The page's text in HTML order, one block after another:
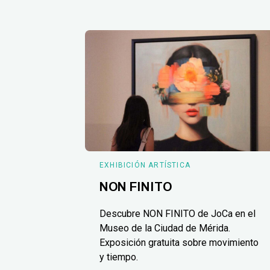
EXHIBICIÓN ARTÍSTICA
NON FINITO
Descubre NON FINITO de JoCa en el
Museo de la Ciudad de Mérida.
Exposición gratuita sobre movimiento
y tiempo.